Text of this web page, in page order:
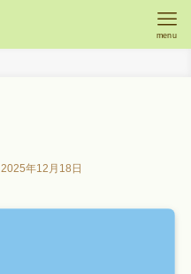
menu
2025年12月18日